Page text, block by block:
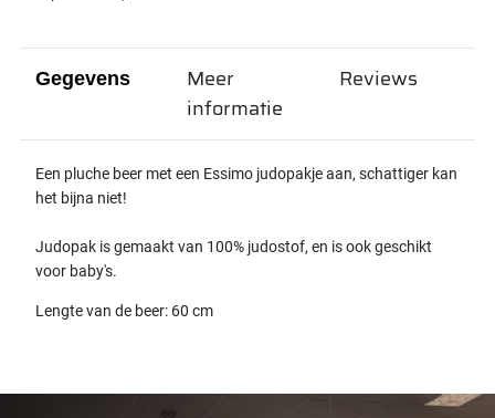
Gegevens
Een pluche beer met een Essimo judopakje aan, schattiger kan
het bijna niet!
Judopak is gemaakt van 100% judostof, en is ook geschikt
voor baby's.
Lengte van de beer: 60 cm
Meer
informatie
Reviews